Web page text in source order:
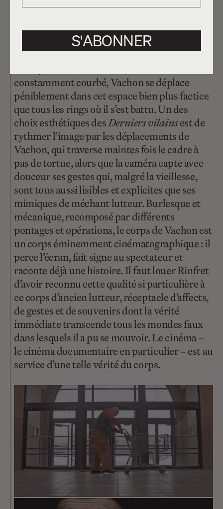
comptoir de brocante situé au centre d’achats
de Burlington, où il vend différentes
marchandises liées à l’univers des Vachon.
constamment courbé, Vachon se déplace
péniblement dans cet espace bien plus factice
que tous les rings où il s’est battu. Un des
choix esthétiques desDerniers vilainsest de
rythmer l’image par les déplacements de
Vachon, qui traverse maintes fois le cadre à
pas de tortue, alors que la caméra capte avec
douceur ses gestes qui, malgré la vieillesse,
sont tous aussi lisibles et explicites que ses
mimiques de méchant lutteur. Burlesque et
mécanique, recomposé par différents
pontages et opérations, le corps de Vachon est
un corps éminemment cinématographique : il
perce l’écran, fait signe au spectateur et
raconte déjà une histoire. Il faut louer Rinfret
d’avoir reconnu cette qualité si particulière à
ce corps d’ancien lutteur, réceptacle d’affects,
de gestes et de souvenirs dont la vérité
immédiate transcende tous les mondes faux
dans lesquels il a pu se mouvoir. Le cinéma –
le cinéma documentaire en particulier – est au
service d’une telle vérité du corps.
S'ABONNER